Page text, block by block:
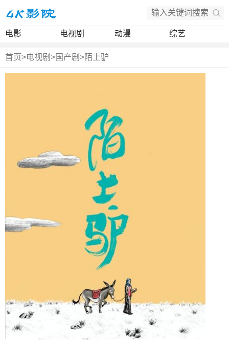
电影 电视剧 动漫 综艺
首页>电视剧 >国产剧 >陌上驴